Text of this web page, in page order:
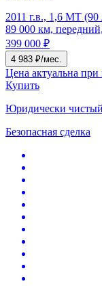
2011 г.в., 1,6 MT
89 000 км,
399 000 ₽
4 983 ₽/мес.
Цена актуальна
Купить
Юридически
Безопасная сделка